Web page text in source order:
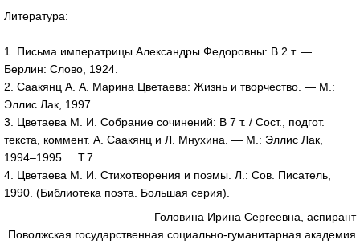
Литература:
1. Письма императрицы Александры Федоровны: В 2 т. —
Берлин: Слово, 1924.
2. Саакянц А. А. Марина Цветаева: Жизнь и творчество. — М.:
Эллис Лак, 1997.
3. Цветаева М. И. Собрание сочинений: В 7 т. / Сост., подгот.
текста, коммент. А. Саакянц и Л. Мнухина. — М.: Эллис Лак,
1994–1995. Т.7.
4. Цветаева М. И. Стихотворения и поэмы. Л.: Сов. Писатель,
1990. (Библиотека поэта. Большая серия).
Головина Ирина Сергеевна, аспирант
Поволжская государственная социально-гуманитарная академия